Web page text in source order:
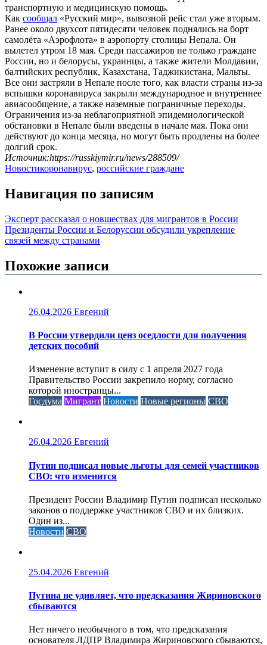
транспортную и медицинскую помощь.
Как сообщал «Русский мир», вывозной рейс стал уже вторым.
Ранее около двухсот пятидесяти человек поднялись на борт
самолёта «Аэрофлота» в аэропорту столицы Непала. Он
вылетел утром 18 мая. Среди пассажиров не только граждане
России, но и белорусы, украинцы, а также жители Молдавии,
балтийских республик, Казахстана, Таджикистана, Мальты.
Все они застряли в Непале после того, как власти страны из-за
вспышки коронавируса закрыли международное и внутреннее
авиасообщение, а также наземные пограничные переходы.
Ограничения из-за неблагоприятной эпидемиологической
обстановки в Непале были введены в начале мая. Пока они
действуют до конца месяца, но могут быть продлены на более
долгий срок.
Источник:https://russkiymir.ru/news/288509/
Новостикоронавирус, российские граждане
Навигация по записям
Эксперт рассказал о новшествах для мигрантов в России
Президенты России и Белоруссии обсудили укрепление
связей между странами
Похожие записи
26.04.2026 Евгений
В России утвердили ценз оседлости для получения
детских пособий
Изменение вступит в силу с 1 апреля 2027 года
Правительство России закрепило норму, согласно
которой иностранцы...
Госдума Мигрант Новости Новые регионы СВО
26.04.2026 Евгений
Путин подписал новые льготы для семей участников
СВО: что изменится
Президент России Владимир Путин подписал несколько
законов о поддержке участников СВО и их близких.
Один из...
Новости СВО
25.04.2026 Евгений
Путина не удивляет, что предсказания Жириновского
сбываются
Нет ничего необычного в том, что предсказания
основателя ЛДПР Владимира Жириновского сбываются,